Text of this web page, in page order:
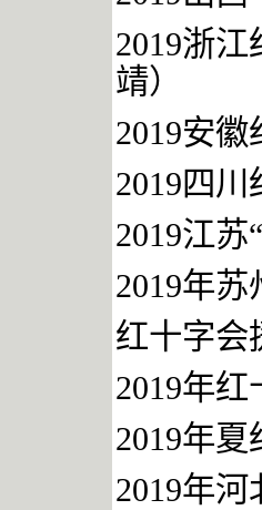
2019浙江
靖）
2019安徽
2019四川
2019江苏
2019年苏
红十字会
2019年红
2019年夏
2019年河